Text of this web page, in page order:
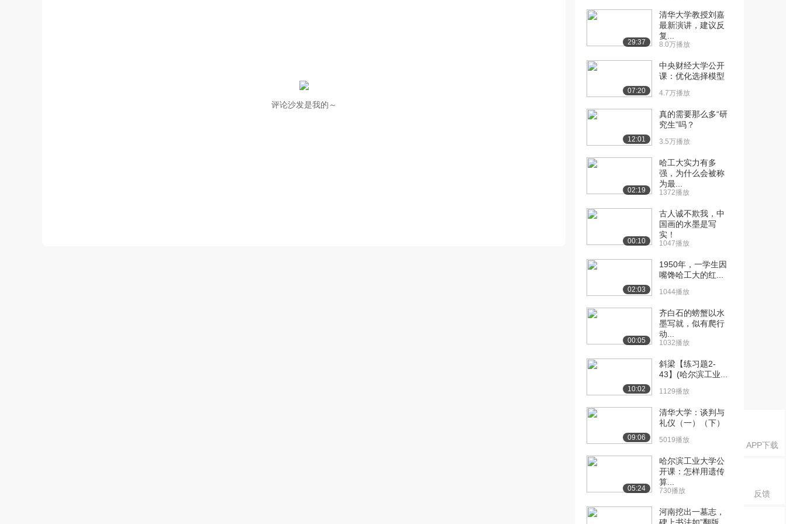
APP下载
反馈
评论沙发是我的～
[10] 哈尔滨工业大学公开
07:58
[11] 哈尔滨工业大学公开
18:22
[12] 哈尔滨工业大学公开
02:31
[13] 哈尔滨工业大学公开
02:31
[14] 哈尔滨工业大学公开
课：书法的分类
课：书法风格的分...
课：书法幅式的分...
[17] 哈尔滨工业大学公开
课：书法艺术体验...
1.7万播放
[18] 哈尔滨工业大学公开
课：书法工具毛笔
1.6万播放
[19] 哈尔滨工业大学公开
1.3万播放
[20] 哈尔滨工业大学公开
1.5万播放
29:37
清华大学教授刘嘉
最新演讲，建议反
复...
8.0万播放
07:20
中央财经大学公开
课：优化选择模型
4.7万播放
12:01
真的需要那么多“研
究生”吗？
3.5万播放
02:19
哈工大实力有多
强，为什么会被称
为最...
1372播放
00:10
古人诚不欺我，中
国画的水墨是写
实！
1047播放
02:03
1950年，一学生因
嘴馋哈工大的红...
1044播放
00:05
齐白石的螃蟹以水
墨写就，似有爬行
动...
1032播放
10:02
斜梁【练习题2-
43】(哈尔滨工业...
1129播放
09:06
清华大学：谈判与
礼仪（一）（下）
5019播放
05:24
哈尔滨工业大学公
开课：怎样用遗传
算...
730播放
河南挖出一墓志，